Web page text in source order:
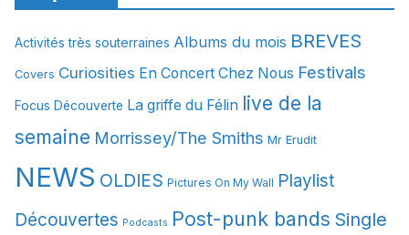
v
e
Activités très souterraines Albums du mois BREVES
Covers Curiosities En Concert Chez Nous Festivals
Focus Découverte La griffe du Félin live de la
semaine Morrissey/The Smiths Mr Erudit
NEWS OLDIES Pictures On My Wall Playlist
Découvertes Podcasts Post-punk bands Single